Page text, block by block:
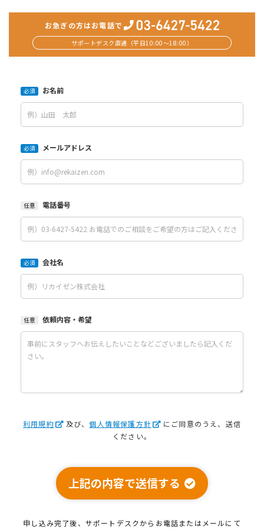
お急ぎの方はお電話で
サポートデスク直通（平日10:00〜18:00）
必須 お名前
必須 メールアドレス
任意 電話番号
必須 会社名
任意 依頼内容・希望
利用規約 及び、個人情報保護方針
にご同意のうえ、送信
ください。
上記の内容で送信する
申し込み完了後、サポートデスクから お電話またはメールにて